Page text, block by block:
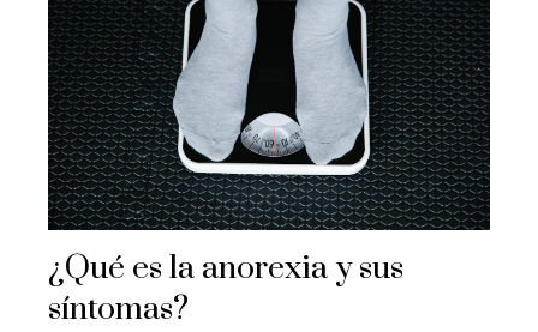
¿Qué es la anorexia y sus
síntomas?